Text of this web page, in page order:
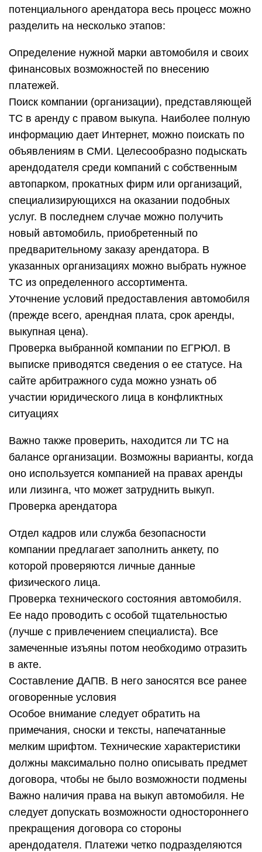
потенциального арендатора весь процесс можно
разделить на несколько этапов:
Определение нужной марки автомобиля и своих
финансовых возможностей по внесению
платежей.
Поиск компании (организации), представляющей
ТС в аренду с правом выкупа. Наиболее полную
информацию дает Интернет, можно поискать по
объявлениям в СМИ. Целесообразно подыскать
арендодателя среди компаний с собственным
автопарком, прокатных фирм или организаций,
специализирующихся на оказании подобных
услуг. В последнем случае можно получить
новый автомобиль, приобретенный по
предварительному заказу арендатора. В
указанных организациях можно выбрать нужное
ТС из определенного ассортимента.
Уточнение условий предоставления автомобиля
(прежде всего, арендная плата, срок аренды,
выкупная цена).
Проверка выбранной компании по ЕГРЮЛ. В
выписке приводятся сведения о ее статусе. На
сайте арбитражного суда можно узнать об
участии юридического лица в конфликтных
ситуациях
Важно также проверить, находится ли ТС на
балансе организации. Возможны варианты, когда
оно используется компанией на правах аренды
или лизинга, что может затруднить выкуп.
Проверка арендатора
Отдел кадров или служба безопасности
компании предлагает заполнить анкету, по
которой проверяются личные данные
физического лица.
Проверка технического состояния автомобиля.
Ее надо проводить с особой тщательностью
(лучше с привлечением специалиста). Все
замеченные изъяны потом необходимо отразить
в акте.
Составление ДАПВ. В него заносятся все ранее
оговоренные условия
Особое внимание следует обратить на
примечания, сноски и тексты, напечатанные
мелким шрифтом. Технические характеристики
должны максимально полно описывать предмет
договора, чтобы не было возможности подмены
Важно наличия права на выкуп автомобиля. Не
следует допускать возможности одностороннего
прекращения договора со стороны
арендодателя. Платежи четко подразделяются